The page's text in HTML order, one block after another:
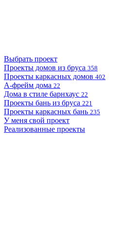
Выбрать проект
Проекты домов из бруса 358
Проекты каркасных домов 402
А-фрейм дома 22
Дома в стиле барнхаус 22
Проекты бань из бруса 221
Проекты каркасных бань 235
У меня свой проект
Реализованные проекты